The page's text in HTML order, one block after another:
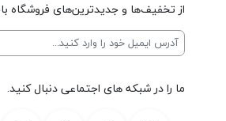
از تخفیف‌ها و جدیدترین‌های فروشگاه
ما را در شبکه های اجتماعی دنبال کنید.